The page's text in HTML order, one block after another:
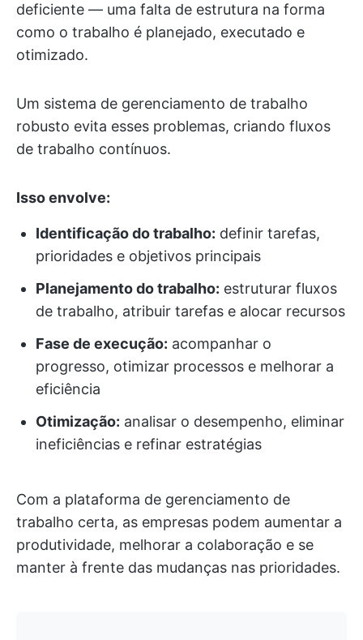
deficiente — uma falta de estrutura na forma
como o trabalho é planejado, executado e
otimizado.
Um sistema de gerenciamento de trabalho
robusto evita esses problemas, criando fluxos
de trabalho contínuos.
Isso envolve:
Identificação do trabalho: definir tarefas,
prioridades e objetivos principais
Planejamento do trabalho: estruturar fluxos
de trabalho, atribuir tarefas e alocar recursos
Fase de execução: acompanhar o
progresso, otimizar processos e melhorar a
eficiência
Otimização: analisar o desempenho, eliminar
ineficiências e refinar estratégias
Com a plataforma de gerenciamento de
trabalho certa, as empresas podem aumentar a
produtividade, melhorar a colaboração e se
manter à frente das mudanças nas prioridades.